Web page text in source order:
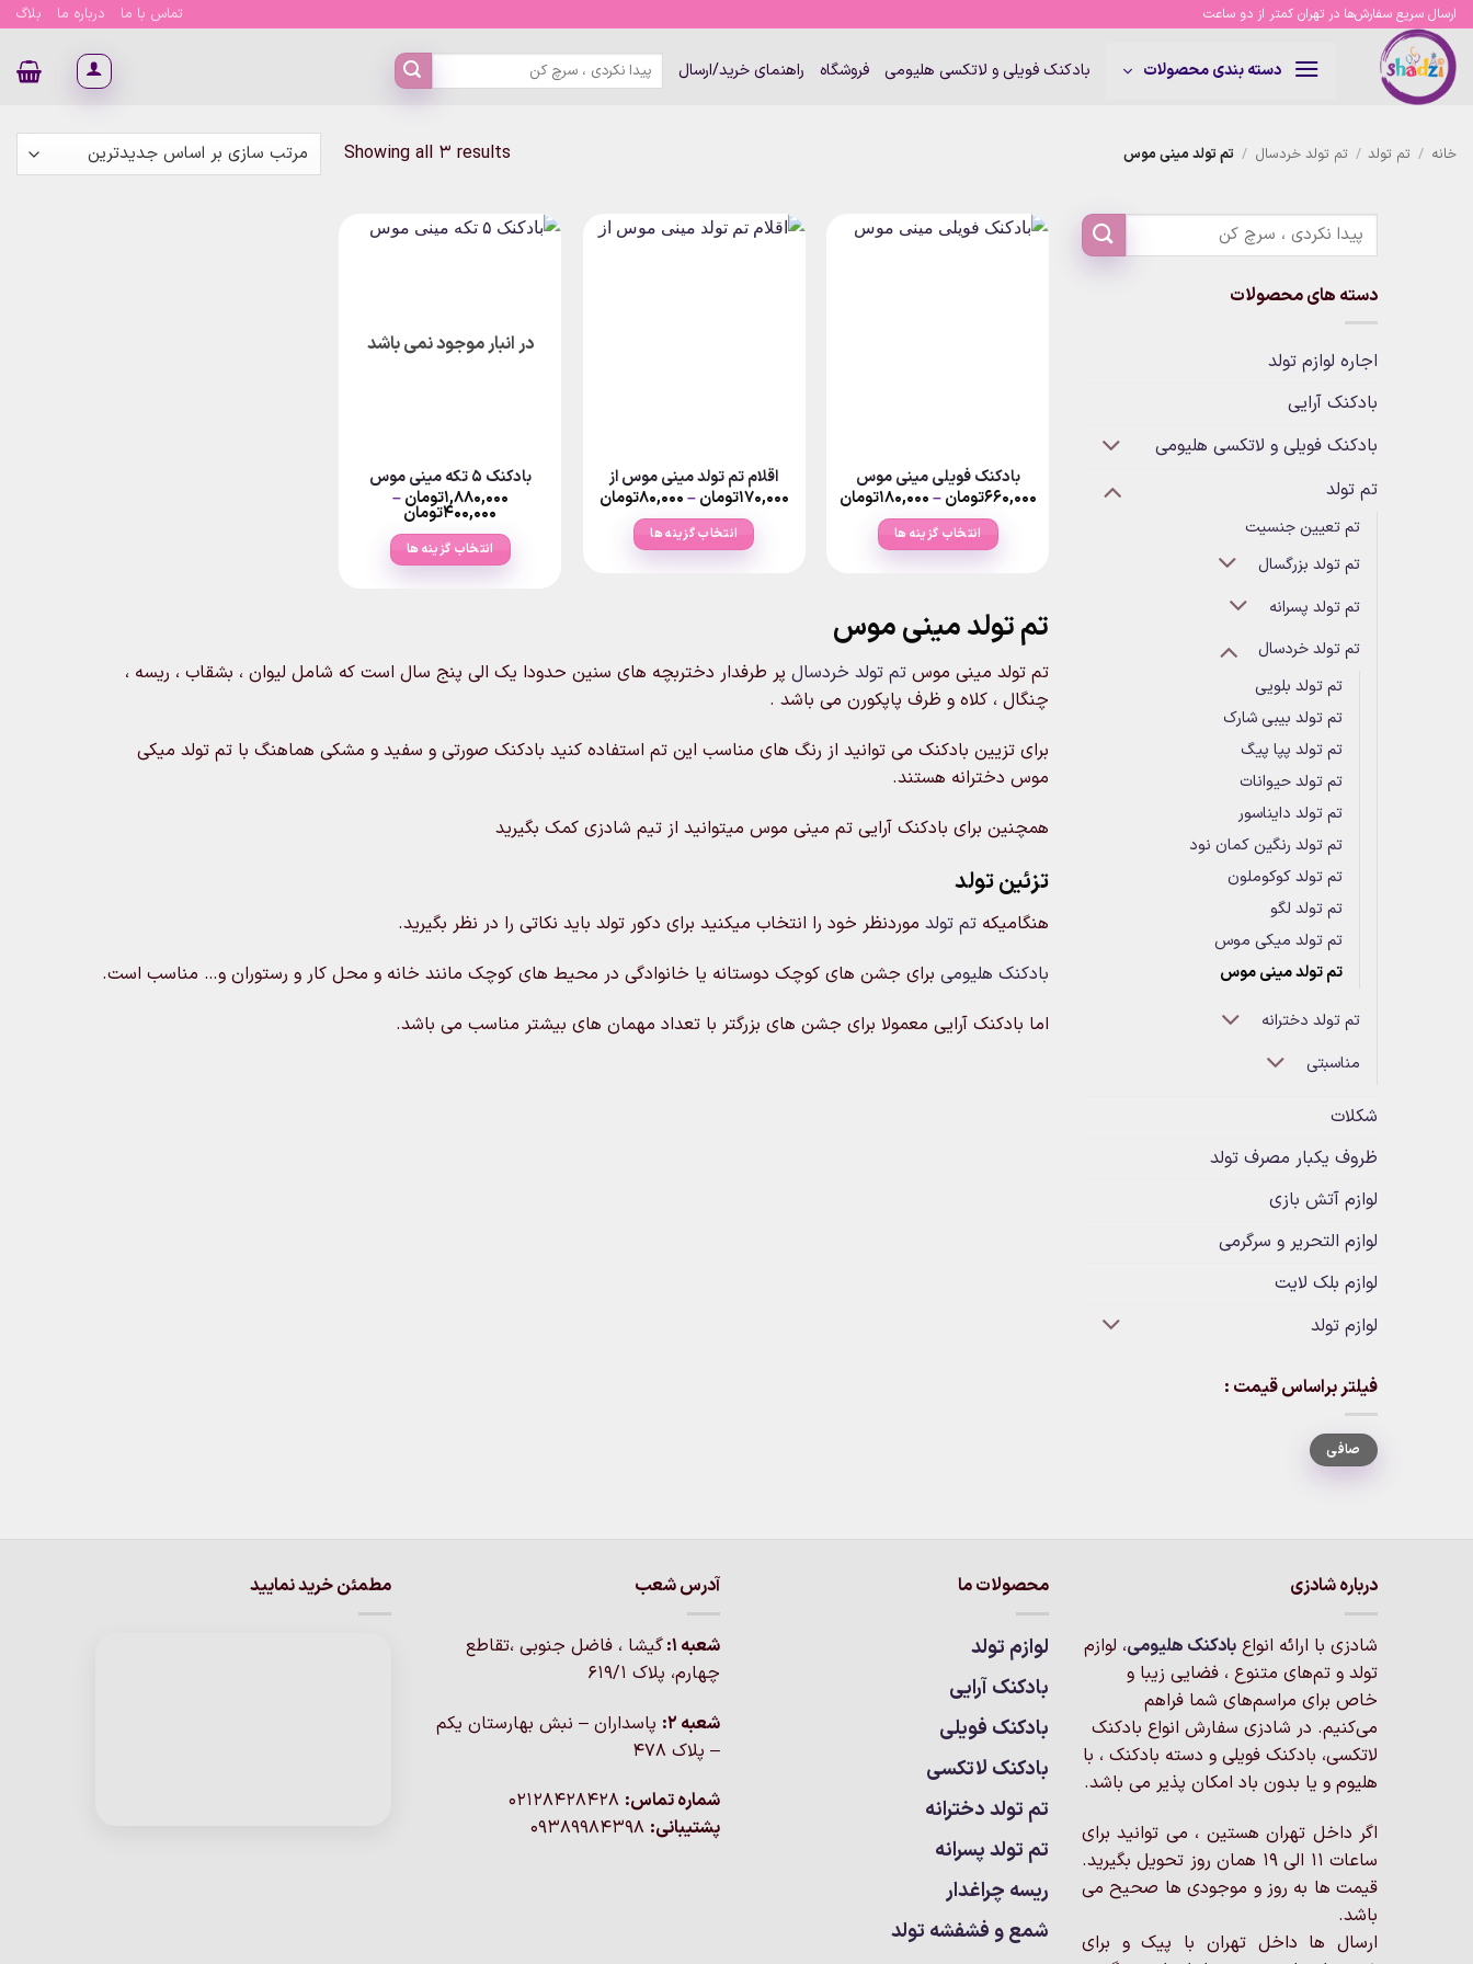
Skip
content
ارسال سریع سفارش‌ها در تهران کمتر از دو ساعت تماس با ما درباره ما بلاگ
دسته بندی محصولات بادکنک فویلی و لاتکسی هلیومی فروشگاه راهنمای خرید/ارسال
جستجو
برای:
خانه / تم تولد / تم تولد خردسال / تم تولد مینی موس Showing all 3 results
Sorted
دسته های محصولات
اجاره لوازم تولد
بادکنک آرایی
بادکنک فویلی و لاتکسی هلیومی
تم تولد
تم تعیین جنسیت
تم تولد بزرگسال
تم تولد پسرانه
تم تولد خردسال
تم تولد بلویی
تم تولد بیبی شارک
تم تولد پپا پیگ
تم تولد حیوانات
تم تولد دایناسور
تم تولد رنگین کمان نود
تم تولد کوکوملون
تم تولد لگو
تم تولد میکی موس
تم تولد مینی موس
تم تولد دخترانه
مناسبتی
شکلات
ظروف یکبار مصرف تولد
لوازم آتش بازی
لوازم التحریر و سرگرمی
لوازم بلک لایت
لوازم تولد
فیلتر براساس قیمت :
حداقل
قیمت
حداكثر
قيمتصافی
بادکنک فویلی مینی موس
۶۶۰,۰۰۰تومان –۱۸۰,۰۰۰تومان
۱۸۰,۰۰۰تومان انتخاب گزینه ها
دارای
انواع
مختلفی
می
باشد.
گزینه
ممکن
است
در
انتخاب
شوند
اقلام تم تولد مینی موس از
۱۷۰,۰۰۰تومان –۸۰,۰۰۰تومان
انتخاب گزینه ها
مختلفی
می
گزینه
ها
در
انتخاب
شوند
در انبار موجود نمی باشد
بادکنک ۵ تکه مینی موس
۱,۸۸۰,۰۰۰تومان –
۴۰۰,۰۰۰تومانPrice
range:
through انتخاب گزینه ها
مختلفی
گزینه
انتخاب
تم تولد مینی موس
تم تولد مینی موس تم تولد خردسال پر طرفدار دختربچه های سنین حدودا یک الی پنج سال است که شامل لیوان ، بشقاب ، ریسه ،
چنگال ، کلاه و ظرف پاپکورن می باشد .
برای تزیین بادکنک می توانید از رنگ های مناسب این تم استفاده کنید بادکنک صورتی و سفید و مشکی هماهنگ با تم تولد میکی
موس دخترانه هستند.
همچنین برای بادکنک آرایی تم مینی موس میتوانید از تیم شادزی کمک بگیرید
تزئین تولد
هنگامیکه تم تولد موردنظر خود را انتخاب میکنید برای دکور تولد باید نکاتی را در نظر بگیرید.
بادکنک هلیومی برای جشن های کوچک دوستانه یا خانوادگی در محیط های کوچک مانند خانه و محل کار و رستوران و… مناسب است.
اما بادکنک آرایی معمولا برای جشن های بزرگتر با تعداد مهمان های بیشتر مناسب می باشد.
درباره شادزی
شادزی با ارائه انواع بادکنک‌ هلیومی، لوازم
تولد و تم‌های متنوع ، فضایی زیبا و
خاص برای مراسم‌های شما فراهم
می‌کنیم. در شادزی سفارش انواع بادکنک
لاتکسی، بادکنک فویلی و دسته بادکنک ، با
هلیوم و یا بدون باد امکان پذیر می باشد.
اگر داخل تهران هستین ، می توانید برای
ساعات 11 الی 19 همان روز تحویل بگیرید.
قیمت ها به روز و موجودی ها صحیح می
باشد.
ارسال ها داخل تهران با پیک و برای
محصولات ما
لوازم تولد
بادکنک آرایی
بادکنک فویلی
بادکنک لاتکسی
تم تولد دخترانه
تم تولد پسرانه
ریسه چراغدار
شمع و فشفشه تولد
آدرس شعب
شعبه 1:
گيشا ، فاضل جنوبی ،تقاطع
چهارم، پلاک 619/1
شعبه 2:
پاسداران – نبش بهارستان یکم
– پلاک ۴۷۸
شماره تماس:
پشتیبانی:
مطمئن خرید نمایید